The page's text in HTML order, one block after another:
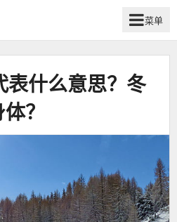
菜单
表什么意思？冬
？